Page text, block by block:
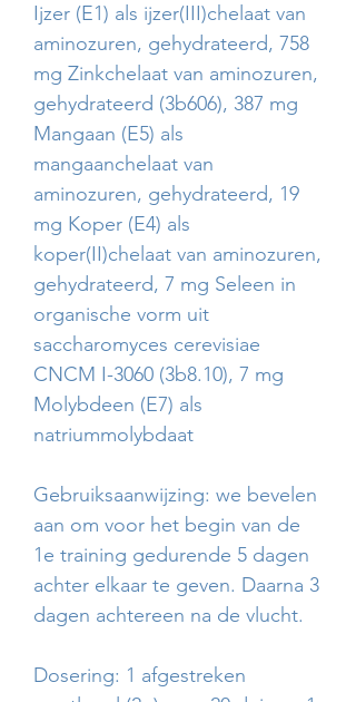
Ijzer (E1) als ijzer(III)chelaat van
aminozuren, gehydrateerd, 758
mg Zinkchelaat van aminozuren,
gehydrateerd (3b606), 387 mg
Mangaan (E5) als
mangaanchelaat van
aminozuren, gehydrateerd, 19
mg Koper (E4) als
koper(II)chelaat van aminozuren,
gehydrateerd, 7 mg Seleen in
organische vorm uit
saccharomyces cerevisiae
CNCM I-3060 (3b8.10), 7 mg
Molybdeen (E7) als
natriummolybdaat
Gebruiksaanwijzing: we bevelen
aan om voor het begin van de
1e training gedurende 5 dagen
achter elkaar te geven. Daarna 3
dagen achtereen na de vlucht.
Dosering: 1 afgestreken